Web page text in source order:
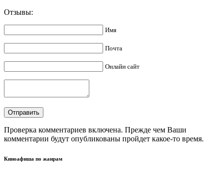
Отзывы:
Имя
Почта
Онлайн сайт
Проверка комментариев включена. Прежде чем Ваши
комментарии будут опубликованы пройдет какое-то время.
Киноафиша по жанрам